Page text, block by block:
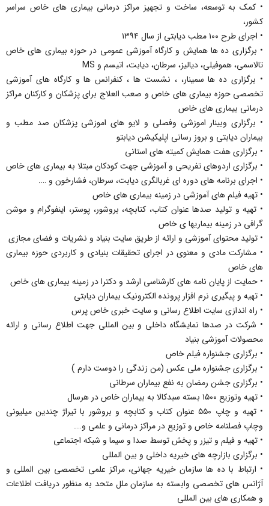
• کمک به توسعه، ساخت و تجهیز مراکز درمانی بیماری های خاص سراسر
کشور،
• اجرای طرح ۱۰۰ مطب دیابتی از سال ۱۳۹۴
• برگزاری ده ها همایش و کارگاه آموزشی عمومی در حوزه بیماری های خاص
تالاسمی، هموفیلی، دیالیز، سرطان، دیابت، اتیسم و MS
• برگزاری ده ها سمینار، ، نشست ها ، کنفرانس ها و کارگاه های آموزشی
تخصصی حوزه بیماری های خاص و صعب العلاج برای پزشکان و کارکنان مراکز
درمانی بیماری های خاص
• برگزاری وبینار اموزشی وفصلی و لایو های اموزشی پزشکان صد مطب و
بیماران دیابتی و بروز رسانی اپلیکیشن دیابتو
• برگزاری هفت همایش کمیته های استانی
• برگزاری اردوهای تفریحی و آموزشی جهت کودکان مبتلا به بیماری های خاص
• اجرای برنامه های دوره ای غربالگری دیابت، سرطان، فشارخون و ….
• تهیه فیلم های آموزشی در زمینه بیماری های خاص
• تهیه و تولید صدها عنوان کتاب، کتابچه، بروشور، پوستر، اینفوگرام و موشن
گرافی در زمینه بیماریها ی خاص
• تولید محتوای آموزشی و ارائه از طریق سایت بنیاد و نشریات و فضای مجازی
• مشارکت مادی و معنوی در اجرای تحقیقات بنیادی و کاربردی حوزه بیماری
های خاص
• حمایت از پایان نامه های کارشناسی ارشد و دکترا در زمینه بیماری های خاص
• تهیه و پیگیری نرم افزار پرونده الکترونیک بیماران دیابتی
• راه اندازی سایت اطلاع رسانی و سایت خبری خاص پرس
• شرکت در صدها نمایشگاه داخلی و بین المللی جهت اطلاع رسانی و ارائه
محصولات آموزشی بنیاد
• برگزاری جشنواره فیلم خاص
• برگزاری جشنواره ملی عکس (من زندگی را دوست دارم )
• برگزاری جشن رمضان به نفع بیماران سرطانی
• تهیه وتوزیع ۱۵۰۰ بسته سبدکالا به بیماران خاص در هرسال
• تهیه و چاپ ۵۵۰ عنوان کتاب و کتابچه و بروشور با تیراژ چندین میلیونی
وچاپ فصلنامه خاص و توزیع در مراکز درمانی و علمی و….
• تهیه و فیلم و تیزر و پخش توسط صدا و سیما و شبکه اجتماعی
• برگزاری بازارچه های خیریه داخلی و بین المللی
• ارتباط با ده ها سازمان خیریه جهانی، مراکز علمی تخصصی بین المللی و
آژانس های تخصصی وابسته به سازمان ملل متحد به منظور دریافت اطلاعات
و همکاری های بین المللی